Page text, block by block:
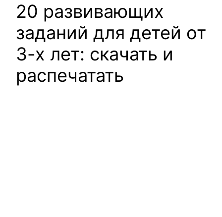
20 развивающих
заданий для детей от
3-х лет: скачать и
распечатать